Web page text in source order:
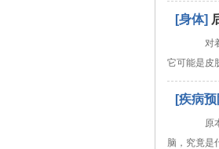
[身体]
对着
它可能是皮
[疾病预
原本
脑，究竟是